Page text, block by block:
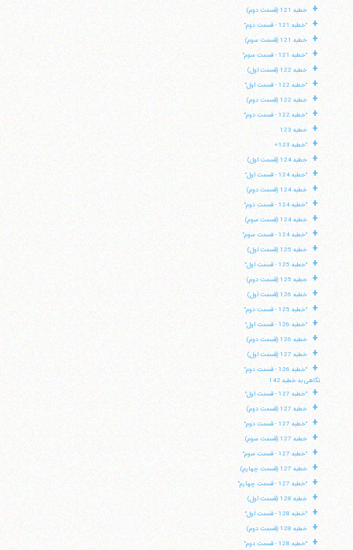
+ خطبه 121 (قسمت دوم)
+ "خطبه 121 - قسمت دوم"
+ خطبه 121 (قسمت سوم)
+ "خطبه 121 - قسمت سوم"
+ خطبه 122 (قسمت اول)
+ "خطبه 122 - قسمت اول"
+ خطبه 122 (قسمت دوم)
+ "خطبه 122 - قسمت دوم"
+ خطبه 123
+ "خطبه 123»
+ خطبه 124 (قسمت اول)
+ "خطبه 124 - قسمت اول"
+ خطبه 124 (قسمت دوم)
+ "خطبه 124 - قسمت دوم"
+ خطبه 124 (قسمت سوم)
+ "خطبه 124 - قسمت سوم"
+ خطبه 125 (قسمت اول)
+ "خطبه 125 - قسمت اول"
+ خطبه 125 (قسمت دوم)
+ خطبه 126 (قسمت اول)
+ "خطبه 125 - قسمت دوم"
+ "خطبه 126 - قسمت اول"
+ خطبه 126 (قسمت دوم)
+ خطبه 127 (قسمت اول)
+
"خطبه 126 - قسمت دوم"
نگاهی به خطبه 142
+ "خطبه 127 - قسمت اول"
+ خطبه 127 (قسمت دوم)
+ "خطبه 127 - قسمت دوم"
+ خطبه 127 (قسمت سوم)
+ "خطبه 127 - قسمت سوم"
+ خطبه 127 (قسمت چهارم)
+ "خطبه 127 - قسمت چهارم"
+ خطبه 128 (قسمت اول)
+ "خطبه 128 - قسمت اول"
+ خطبه 128 (قسمت دوم)
+ "خطبه 128 - قسمت دوم"